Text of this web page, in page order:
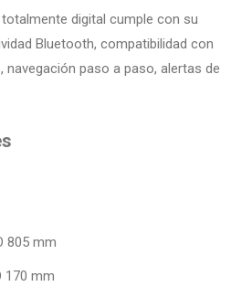
digital cumple con su
Bluetooth, compatibilidad con
paso a paso, alertas de
805 mm
170 mm